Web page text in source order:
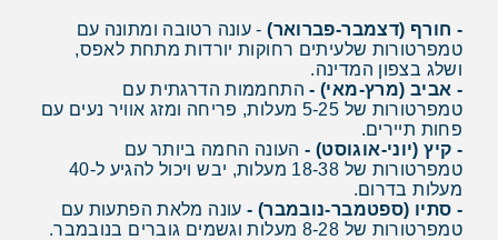
- חורף (דצמבר-פברואר) - עונה רטובה ומתונה עם
טמפרטורות שלעיתים רחוקות יורדות מתחת לאפס,
ושלג בצפון המדינה.
- אביב (מרץ-מאי) -התחממות הדרגתית עם
טמפרטורות של 5-25 מעלות, פריחה ומזג אוויר נעים עם
פחות תיירים.
- קיץ (יוני-אוגוסט) -העונה החמה ביותר עם
טמפרטורות של 18-38 מעלות, יבש ויכול להגיע ל-40
מעלות בדרום.
- סתיו (ספטמבר-נובמבר) - עונה מלאת הפתעות עם
טמפרטורות של 8-28 מעלות וגשמים גוברים בנובמבר.